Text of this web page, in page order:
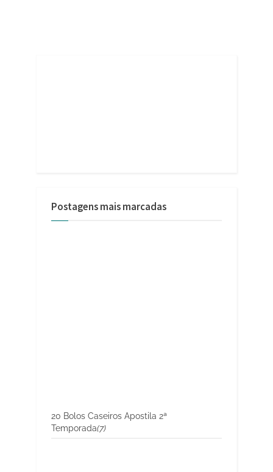
Postagens mais marcadas
20 Bolos Caseiros Apostila 2ª
Temporada(7)